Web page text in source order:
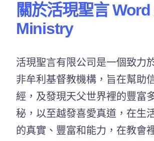
關於活現聖言
Ministry
活現聖言有限公司是一個致力
非牟利基督教機構，旨在幫助
經，及發現天父世界裡的豐富
秘，以至越發喜愛真道，在生
的真實、豐富和能力，在教會